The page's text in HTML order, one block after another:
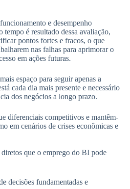
e desempenho
tempo é resultado dessa avaliação,
pontos fortes e fracos, o que
nas falhas para aprimorar o
em ações futuras.
espaço para seguir apenas a
cada dia mais presente e necessário
dos negócios a longo prazo.
diferenciais competitivos e mantêm-
em cenários de crises econômicas e
que o emprego do BI pode
decisões fundamentadas e